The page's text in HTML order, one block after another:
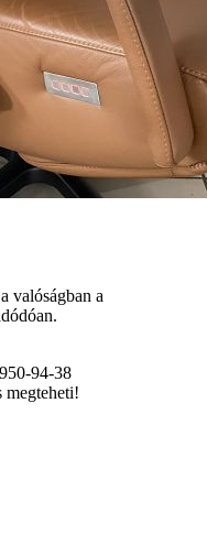
valóságban a
94-38
megteheti!